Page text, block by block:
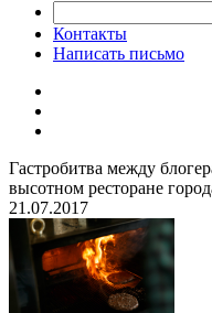
Контакты
Написать письмо
Гастробитва между
высотном ресторане
21.07.2017